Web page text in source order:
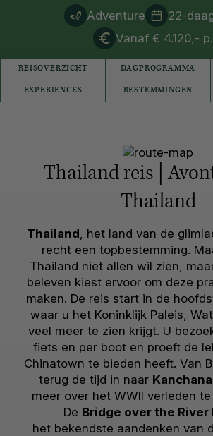
Adventure
22-
Vanaf € 4.120,-
REISOVERZICHT DAGPROGRAMMA
EXPERIENCES BESTEMMINGEN
Thailand reis |
Thailand
Thailand, het land van de
recht een topbestemming.
Thailand niet allen wil zien,
beleven kiest ervoor om deze
maken. De reis start in de
waar u het Koninklijk Paleis,
veel meer te zien krijgt. U
fiets en per boot en proeft de
Chinatown te bieden heeft. Van
terug de tijd in naar
meer over het WWII verleden
De Bridge over the River
het bekendste aandenken van